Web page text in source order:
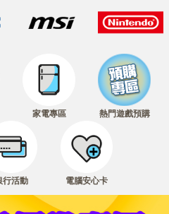
家電專區 熱門遊戲預購
行活動 電腦安心卡